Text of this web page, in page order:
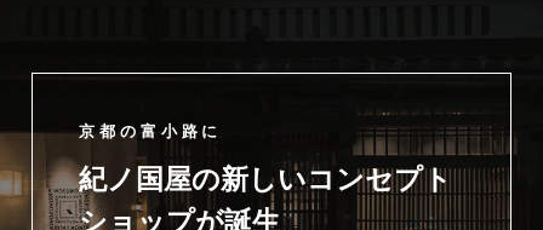
京都の富小路に
紀ノ国屋の新しいコンセプト
ショップが誕生